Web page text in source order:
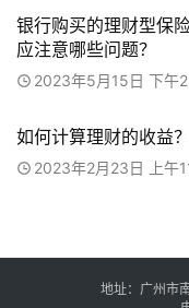
银行购买的理财型保
应注意哪些问题？
2023年5月15日 下午
如何计算理财的收益
2023年2月23日 上午
地址：广州市